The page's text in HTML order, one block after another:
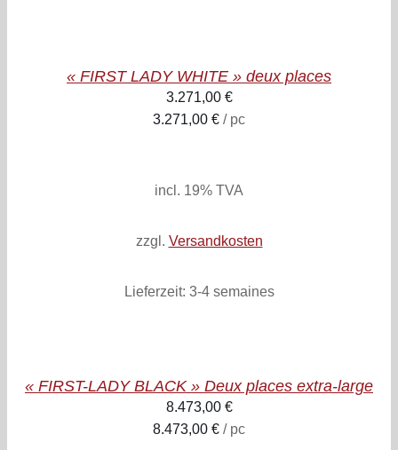
DETAILS
« FIRST LADY WHITE » deux places
3.271,00 €
3.271,00 € / pc
incl. 19% TVA
zzgl. Versandkosten
Lieferzeit: 3-4 semaines
DETAILS
« FIRST-LADY BLACK » Deux places extra-large
8.473,00 €
8.473,00 € / pc